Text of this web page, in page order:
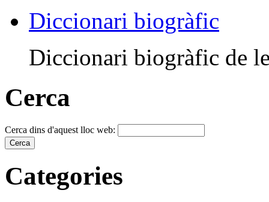
Diccionari biogràfic
Diccionari biogràfic de
Cerca
Cerca dins d'aquest lloc web:
Categories